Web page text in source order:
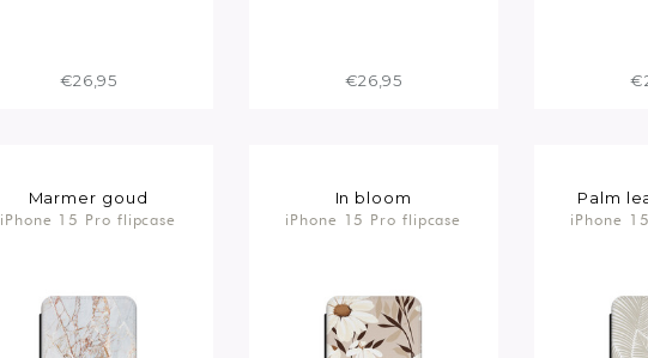
€26,95 €26,95
Marmer goud
iPhone 15 Pro flipcase
In bloom
iPhone 15 Pro flipcase
Palm
iPhone